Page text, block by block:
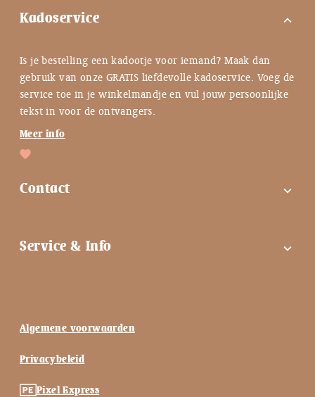
Kadoservice expand_more
Is je bestelling een kadootje voor iemand? Maak dan
gebruik van onze GRATIS liefdevolle kadoservice. Voeg de
service toe in je winkelmandje en vul jouw persoonlijke
tekst in voor de ontvangers.
Meer info
Contact expand_more
Contactgegevens
Nieuwsbrief
Service & Info expand_more
Keuzehulp ♡
Algemene voorwaarden
Privacybeleid
Pixel Express